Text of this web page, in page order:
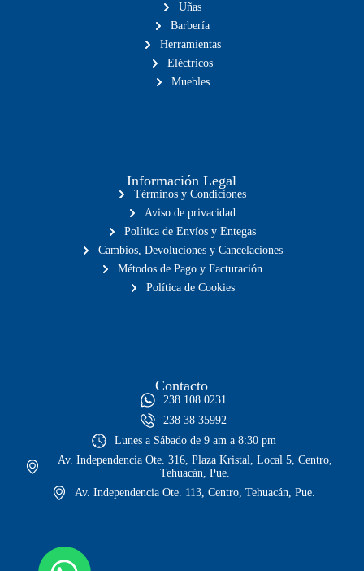
Uñas
Barbería
Herramientas
Eléctricos
Muebles
Información Legal
Términos y Condiciones
Aviso de privacidad
Política de Envíos y Entegas
Cambios, Devoluciones y Cancelaciones
Métodos de Pago y Facturación
Política de Cookies
Contacto
238 108 0231
238 38 35992
Lunes a Sábado de 9 am a 8:30 pm
Av. Independencia Ote. 316, Plaza Kristal, Local 5, Centro,
Tehuacán, Pue.
Av. Independencia Ote. 113, Centro, Tehuacán, Pue.